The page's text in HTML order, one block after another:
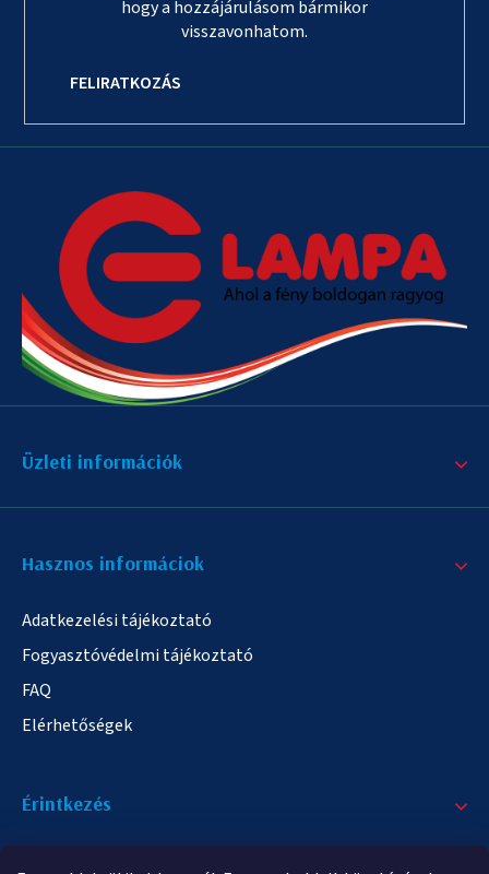
hogy a hozzájárulásom bármikor
visszavonhatom.
FELIRATKOZÁS
Üzleti információk
Hasznos informáciok
Adatkezelési tájékoztató
Fogyasztóvédelmi tájékoztató
FAQ
Elérhetőségek
Érintkezés